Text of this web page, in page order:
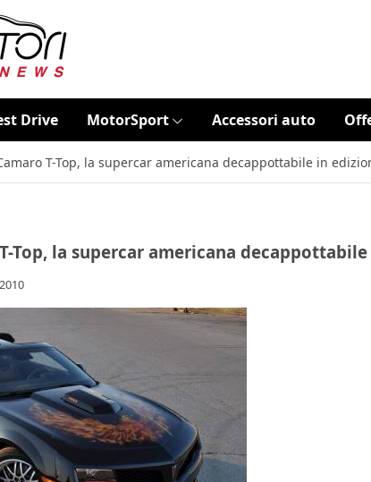
Drive MotorSport Accessori auto
T-Top, la supercar americana decappottabile in
Top, la supercar americana